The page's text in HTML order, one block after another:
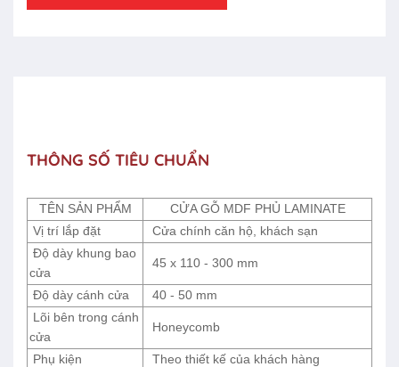
THÔNG SỐ TIÊU CHUẨN
TÊN SẢN PHẨM
CỬA GỖ MDF PHỦ LAMINATE
Vị trí lắp đặt
Cửa chính căn hộ, khách sạn
Độ dày khung bao
cửa
45 x 110 - 300 mm
Độ dày cánh cửa
40 - 50 mm
Lõi bên trong cánh
cửa
Honeycomb
Phụ kiện
Theo thiết kế của khách hàng